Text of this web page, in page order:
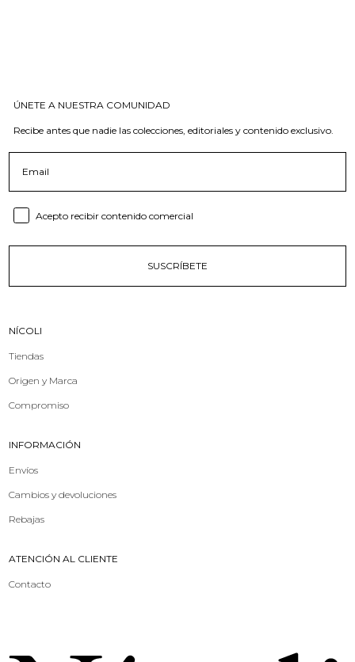
ÚNETE A NUESTRA COMUNIDAD
Recibe antes que nadie las colecciones, editoriales y contenido exclusivo.
Consent email
Acepto recibir contenido comercial
SUSCRÍBETE
NÍCOLI
Tiendas
Origen y Marca
Compromiso
INFORMACIÓN
Envíos
Cambios y devoluciones
Rebajas
ATENCIÓN AL CLIENTE
Contacto